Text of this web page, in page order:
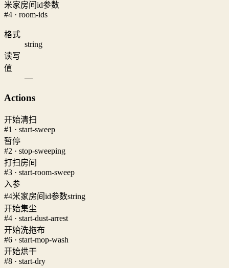
米家房间id参数
#4 · room-ids
格式
string
读写
值
—
Actions
开始清扫
#1 · start-sweep
暂停
#2 · stop-sweeping
打扫房间
#3 · start-room-sweep
入参
#4米家房间id参数string
开始集尘
#4 · start-dust-arrest
开始洗拖布
#6 · start-mop-wash
开始烘干
#8 · start-dry